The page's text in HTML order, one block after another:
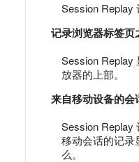
Session Replay
记录浏览器标签页
Session Replay
放器的上部。
来自移动设备的会
Session Replay
移动会话的记录
么。